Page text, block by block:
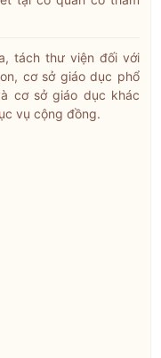
tách thư viện đối với
cơ sở giáo dục phổ
cơ sở giáo dục khác
vụ cộng đồng.